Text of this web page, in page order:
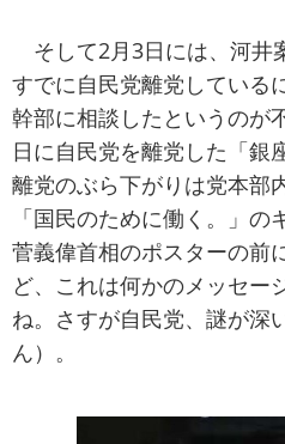
そして2月3日には、河井
すでに自民党離党している
幹部に相談したというのが
日に自民党を離党した「銀
離党のぶら下がりは党本部
「国民のために働く。」
菅義偉首相のポスターの前
ど、これは何かのメッセー
ね。さすが自民党、謎が深
ん）。